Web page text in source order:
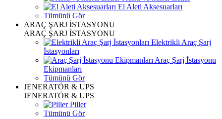
El Aleti Aksesuarları
Tümünü Gör
ARAÇ ŞARJ İSTASYONU
ARAÇ ŞARJ İSTASYONU
Elektrikli Araç Şarj
İstasyonları
Araç Şarj İstasyonu
Ekipmanları
Tümünü Gör
JENERATÖR & UPS
JENERATÖR & UPS
Piller
Tümünü Gör